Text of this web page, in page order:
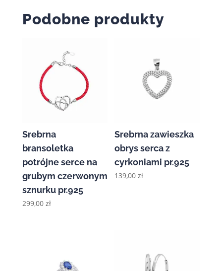
Podobne produkty
Srebrna
bransoletka
potrójne serce na
grubym czerwonym
sznurku pr.925
299,00 zł
Srebrna zawieszka
obrys serca z
cyrkoniami pr.925
139,00zł